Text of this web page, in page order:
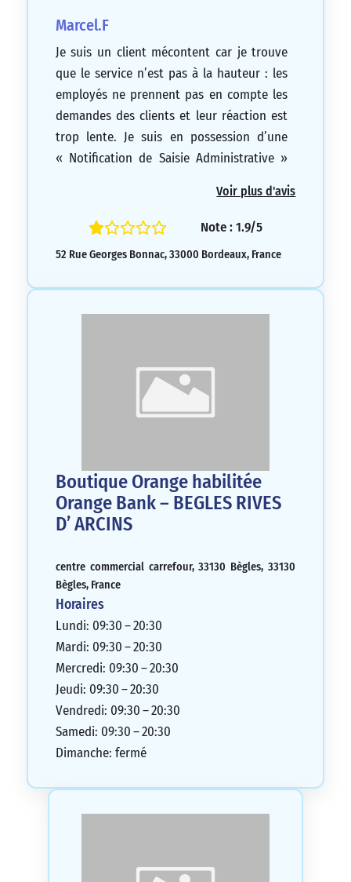
Marcel.F
Je suis un client mécontent car je trouve
que le service n’est pas à la hauteur : les
employés ne prennent pas en compte les
demandes des clients et leur réaction est
trop lente. Je suis en possession d’une
« Notification de Saisie Administrative »
paiement d’une « Obligation
Alimentaire », mais malheureusement rien
Voir plus d'avis
Note : 1.9/5
52 Rue Georges Bonnac, 33000 Bordeaux, France
Boutique Orange habilitée
Orange Bank – BEGLES RIVES
D’ ARCINS
centre commercial carrefour, 33130 Bègles, 33130
Bègles, France
Horaires
Lundi: 09:30 – 20:30
Mardi: 09:30 – 20:30
Mercredi: 09:30 – 20:30
Jeudi: 09:30 – 20:30
Vendredi: 09:30 – 20:30
Samedi: 09:30 – 20:30
Dimanche: fermé